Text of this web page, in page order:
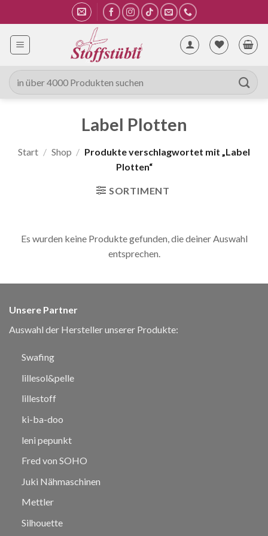
Inhalt
springen
Suche
nach:
Label Plotten
Start / Shop / Produkte verschlagwortet mit „Label
Plotten“
SORTIMENT
Es wurden keine Produkte gefunden, die deiner Auswahl
entsprechen.
Unsere Partner
Auswahl der Hersteller unserer Produkte:
Swafing
lillesol&pelle
lillestoff
ki-ba-doo
leni pepunkt
Fred von SOHO
Juki Nähmaschinen
Mettler
Silhouette